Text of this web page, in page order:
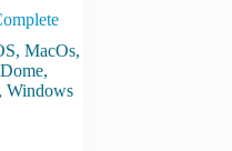
,MacOs,
,
, Windows